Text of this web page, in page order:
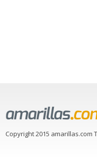
Copyright 2015